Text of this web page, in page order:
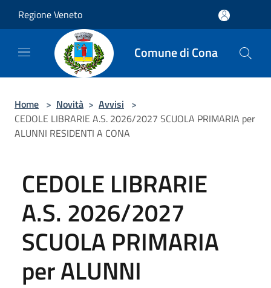
Regione Veneto
Comune di Cona
Home > Novità > Avvisi >
CEDOLE LIBRARIE A.S. 2026/2027 SCUOLA PRIMARIA per
ALUNNI RESIDENTI A CONA
CEDOLE LIBRARIE
A.S. 2026/2027
SCUOLA PRIMARIA
per ALUNNI